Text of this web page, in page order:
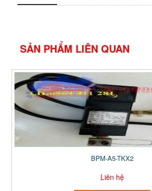
SẢN PHẨM LIÊN QUAN
BPM-A5-TKX2
Liên hệ